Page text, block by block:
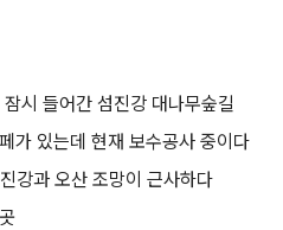
시 들어간 섬진강 대나무숲길
가 있는데 현재 보수공사 중이다
강과 오산 조망이 근사하다